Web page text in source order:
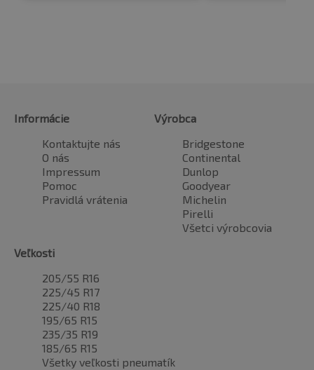
Informácie
Kontaktujte nás
O nás
Impressum
Pomoc
Pravidlá vrátenia
Výrobca
Bridgestone
Continental
Dunlop
Goodyear
Michelin
Pirelli
Všetci výrobcovia
Veľkosti
205/55 R16
225/45 R17
225/40 R18
195/65 R15
235/35 R19
185/65 R15
Všetky veľkosti pneumatík